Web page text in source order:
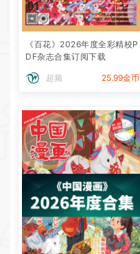
《百花》2026年度全彩精校P
DF杂志合集订阅下载
超频 25.99金币